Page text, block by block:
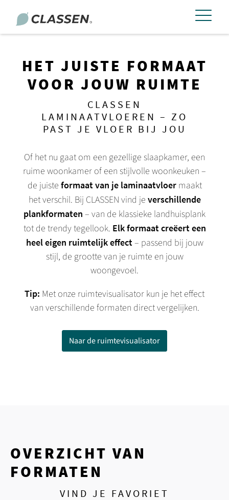
HET JUISTE FORMAAT
VOOR JOUW RUIMTE
CLASSEN
LAMINAATVLOEREN – ZO
PAST JE VLOER BIJ JOU
Of het nu gaat om een gezellige slaapkamer, een
ruime woonkamer of een stijlvolle woonkeuken –
de juiste formaat van je laminaatvloermaakt
het verschil. Bij CLASSEN vind je verschillende
plankformaten – van de klassieke landhuisplank
tot de trendy tegellook. Elk formaat creëert een
heel eigen ruimtelijk effect– passend bij jouw
stijl, de grootte van je ruimte en jouw
woongevoel.
Tip: Met onze ruimtevisualisator kun je het effect
van verschillende formaten direct vergelijken.
Naar de ruimtevisualisator
OVERZICHT VAN
FORMATEN
VIND JE FAVORIET